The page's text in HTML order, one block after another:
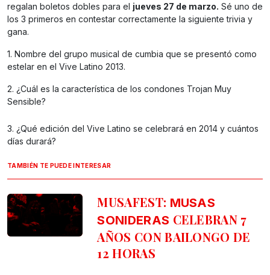
regalan boletos dobles para el jueves 27 de marzo. Sé uno de
los 3 primeros en contestar correctamente la siguiente trivia y
gana.
1. Nombre del grupo musical de cumbia que se presentó como
estelar en el Vive Latino 2013.
2. ¿Cuál es la característica de los condones Trojan Muy
Sensible?
3. ¿Qué edición del Vive Latino se celebrará en 2014 y cuántos
días durará?
TAMBIÉN TE PUEDE INTERESAR
MUSAFEST: MUSAS
SONIDERAS CELEBRAN 7
AÑOS CON BAILONGO DE
12 HORAS